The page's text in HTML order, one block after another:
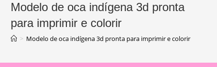
Modelo de oca indígena 3d pronta
para imprimir e colorir
> Modelo de oca indígena 3d pronta para imprimir e colorir